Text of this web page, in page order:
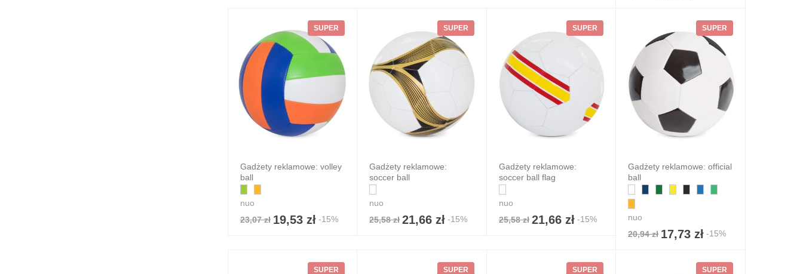
SUPER
Gadżety reklamowe: volley
ball
nuo
23,07 zł 19,53 zł-15%
SUPER
Gadżety reklamowe:
soccer ball
nuo
25,58 zł 21,66 zł -15%
SUPER
Gadżety reklamowe:
soccer ball flag
nuo
25,58 zł 21,66 zł-15%
SUPER
Gadżety reklamowe: official
ball
nuo
20,94 zł 17,73 zł -15%
SUPER SUPER SUPER SUPER